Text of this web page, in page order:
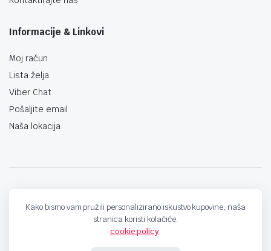
Informacije & Linkovi
Moj račun
Lista želja
Viber Chat
Pošaljite email
Naša lokacija
Kako bismo vam pružili personalizirano iskustvo kupovine, naša
stranica koristi kolačiće.
cookie policy.